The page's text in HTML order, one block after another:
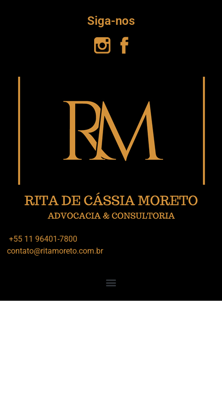
Siga-nos
+55 11 96401-7800
contato@ritamoreto.com.br